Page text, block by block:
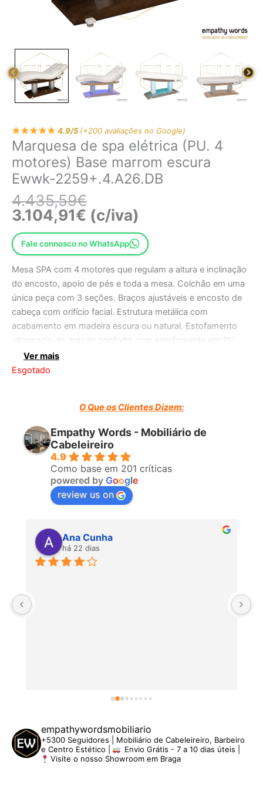
4.9/5(+200 avaliações no Google)
Marquesa de spa elétrica (PU. 4
motores) Base marrom escura
Ewwk-2259+.4.A26.DB
4.435,59€
3.104,91€ (c/iva)
Fale connosco no WhatsApp
Mesa SPA com 4 motores que regulam a altura e inclinação
do encosto, apoio de pés e toda a mesa. Colchão em uma
única peça com 3 seções. Braços ajustáveis ​​e encosto de
cabeça com orifício facial. Estrutura metálica com
acabamento em madeira escura ou natural. Estofamento
ultramacio de grande conforto com estofamento em PU
branco de alta qualidade.
Ver mais
Esgotado
O Que os Clientes Dizem:
Empathy Words - Mobiliário de
Cabeleireiro
4.9
Como base em 201 críticas
powered by Google
review us on
Ana Cunha
há 22 dias
empathywordsmobiliario
+5300 Seguidores | Mobiliário de Cabeleireiro, Barbeiro
e Centro Estético |
Envio Grátis - 7 a 10 dias úteis |
Visite o nosso Showroom em Braga